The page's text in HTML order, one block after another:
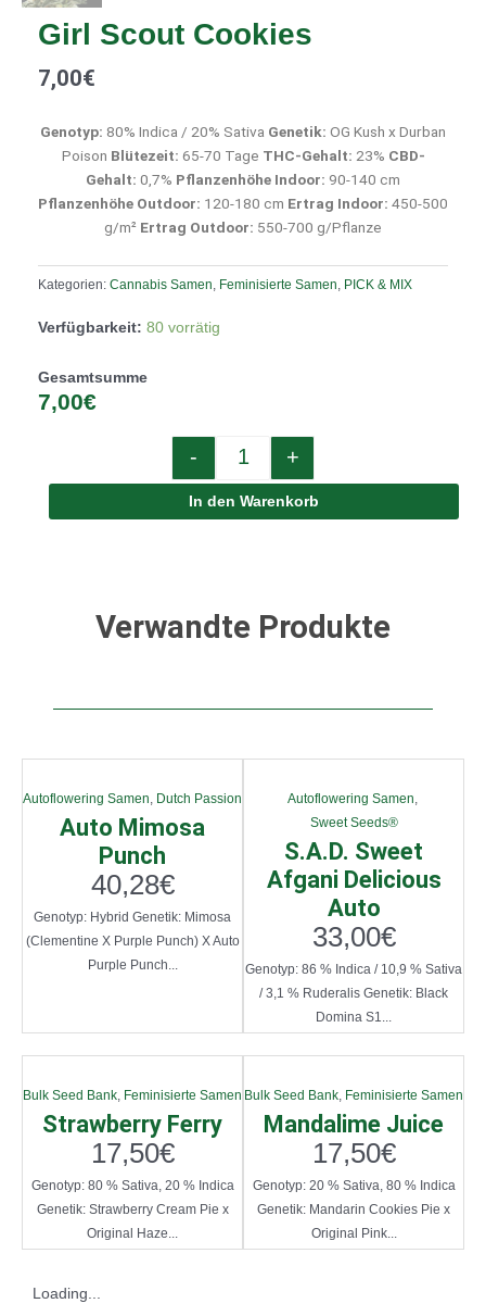
Girl Scout Cookies
7,00€
Genotyp: 80% Indica / 20% Sativa Genetik: OG Kush x Durban
Poison Blütezeit: 65-70 Tage THC-Gehalt: 23% CBD-
Gehalt: 0,7% Pflanzenhöhe Indoor: 90-140 cm
Pflanzenhöhe Outdoor: 120-180 cm Ertrag Indoor: 450-500
g/m² Ertrag Outdoor: 550-700 g/Pflanze
Kategorien: Cannabis Samen, Feminisierte Samen, PICK & MIX
Verfügbarkeit: 80 vorrätig
Gesamtsumme
7,00€
- +
In den Warenkorb
Verwandte Produkte
Autoflowering Samen Dutch Passion
Auto Mimosa
Punch
40,28€
Genotyp: Hybrid Genetik: Mimosa
(Clementine X Purple Punch) X Auto
Purple Punch...
Autoflowering Samen
Sweet Seeds®
S.A.D. Sweet
Afgani Delicious
Auto
33,00€
Genotyp: 86 % Indica / 10,9 % Sativa
/ 3,1 % Ruderalis Genetik: Black
Domina S1...
Bulk Seed Bank Feminisierte Samen
Strawberry Ferry
17,50€
Genotyp: 80 % Sativa, 20 % Indica
Genetik: Strawberry Cream Pie x
Original Haze...
Bulk Seed Bank Feminisierte Samen
Mandalime Juice
17,50€
Genotyp: 20 % Sativa, 80 % Indica
Genetik: Mandarin Cookies Pie x
Original Pink...
Loading...